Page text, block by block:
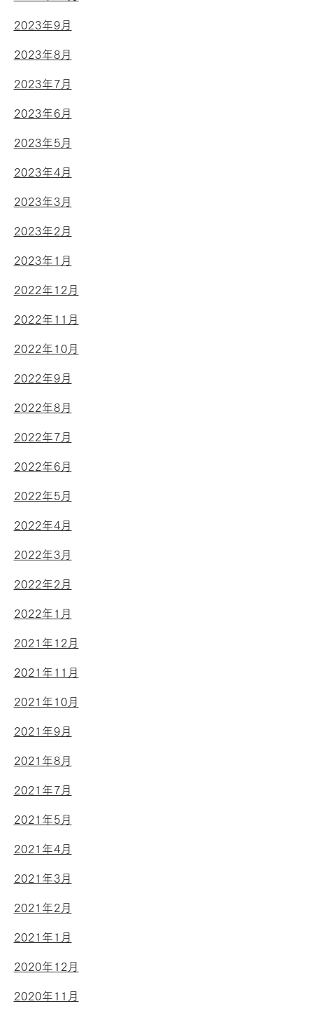
2023年9月
2023年8月
2023年7月
2023年6月
2023年5月
2023年4月
2023年3月
2023年2月
2023年1月
2022年12月
2022年11月
2022年10月
2022年9月
2022年8月
2022年7月
2022年6月
2022年5月
2022年4月
2022年3月
2022年2月
2022年1月
2021年12月
2021年11月
2021年10月
2021年9月
2021年8月
2021年7月
2021年5月
2021年4月
2021年3月
2021年2月
2021年1月
2020年12月
2020年11月